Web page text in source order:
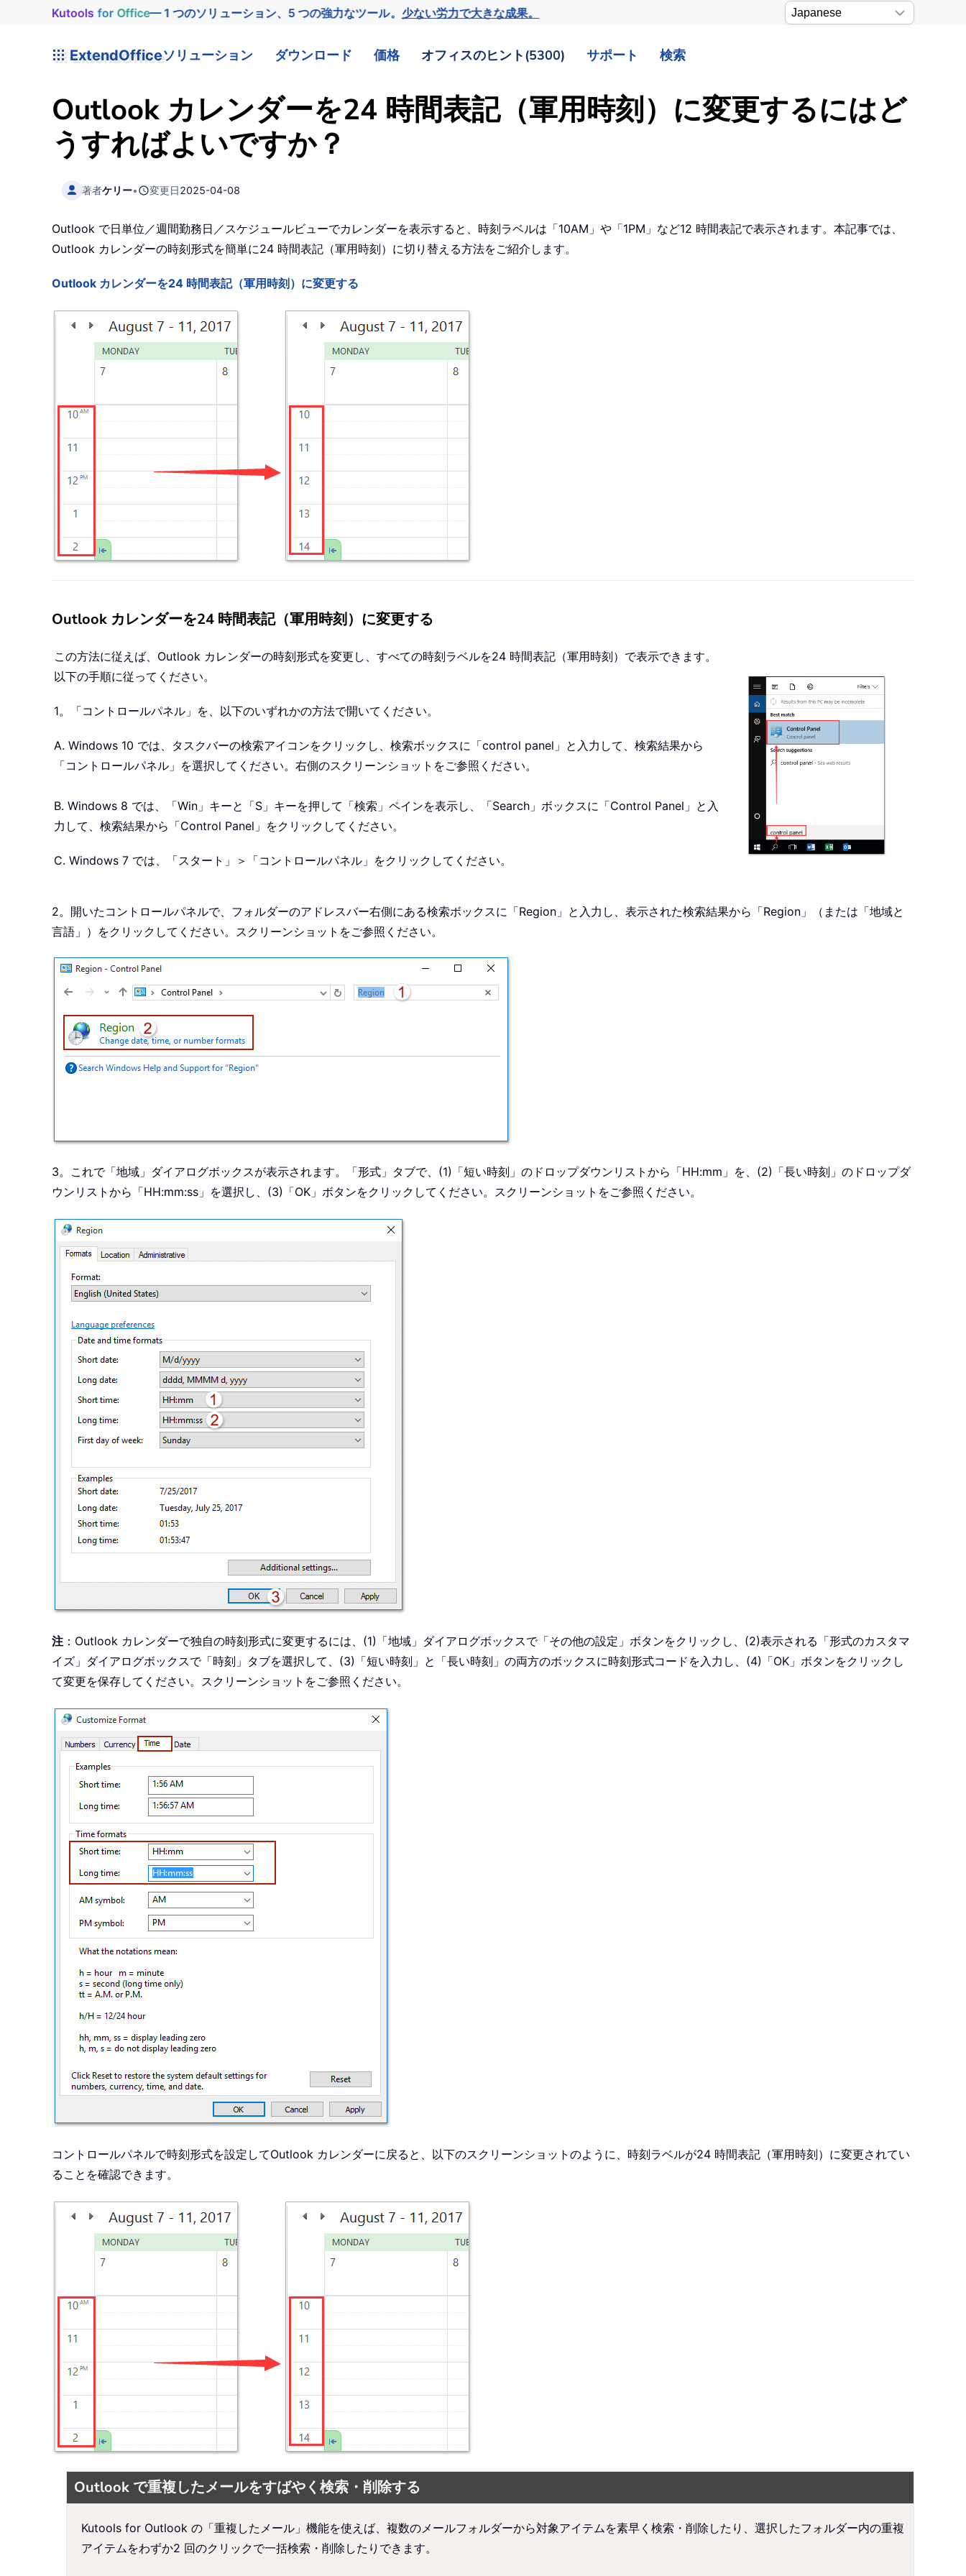
Kutools for Office— 1 つのソリューション、5 つの強力なツール。少ない労力で大きな成果。
ExtendOfficeソリューション ダウンロード 価格 オフィスのヒント(5300) サポート 検索
Outlook カレンダーを24 時間表記（軍用時刻）に変更するにはど
うすればよいですか？
著者ケリー• 変更日2025-04-08
Outlook で日単位／週間勤務日／スケジュールビューでカレンダーを表示すると、時刻ラベルは「10AM」や「1PM」など12 時間表記で表示されます。本記事では、
Outlook カレンダーの時刻形式を簡単に24 時間表記（軍用時刻）に切り替える方法をご紹介します。
Outlook カレンダーを24 時間表記（軍用時刻）に変更する
Outlook カレンダーを24 時間表記（軍用時刻）に変更する
この方法に従えば、Outlook カレンダーの時刻形式を変更し、すべての時刻ラベルを24 時間表記（軍用時刻）で表示できます。
以下の手順に従ってください。
1。「コントロールパネル」を、以下のいずれかの方法で開いてください。
A. Windows 10 では、タスクバーの検索アイコンをクリックし、検索ボックスに「control panel」と入力して、検索結果から
「コントロールパネル」を選択してください。右側のスクリーンショットをご参照ください。
B. Windows 8 では、「Win」キーと「S」キーを押して「検索」ペインを表示し、「Search」ボックスに「Control Panel」と入
力して、検索結果から「Control Panel」をクリックしてください。
C. Windows 7 では、「スタート」＞「コントロールパネル」をクリックしてください。
2。開いたコントロールパネルで、フォルダーのアドレスバー右側にある検索ボックスに「Region」と入力し、表示された検索結果から「Region」（または「地域と
言語」）をクリックしてください。スクリーンショットをご参照ください。
3。これで「地域」ダイアログボックスが表示されます。「形式」タブで、(1)「短い時刻」のドロップダウンリストから「HH:mm」を、(2)「長い時刻」のドロップダ
ウンリストから「HH:mm:ss」を選択し、(3)「OK」ボタンをクリックしてください。スクリーンショットをご参照ください。
注 ：Outlook カレンダーで独自の時刻形式に変更するには、(1)「地域」ダイアログボックスで「その他の設定」ボタンをクリックし、(2)表示される「形式のカスタマ
イズ」ダイアログボックスで「時刻」タブを選択して、(3)「短い時刻」と「長い時刻」の両方のボックスに時刻形式コードを入力し、(4)「OK」ボタンをクリックし
て変更を保存してください。スクリーンショットをご参照ください。
コントロールパネルで時刻形式を設定してOutlook カレンダーに戻ると、以下のスクリーンショットのように、時刻ラベルが24 時間表記（軍用時刻）に変更されてい
ることを確認できます。
Outlook で重複したメールをすばやく検索・削除する
Kutools for Outlook の「重複したメール」機能を使えば、複数のメールフォルダーから対象アイテムを素早く検索・削除したり、選択したフォルダー内の重複
アイテムをわずか2 回のクリックで一括検索・削除したりできます。